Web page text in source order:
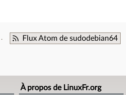
Flux Atom de sudodebian64
À propos de LinuxFr.org